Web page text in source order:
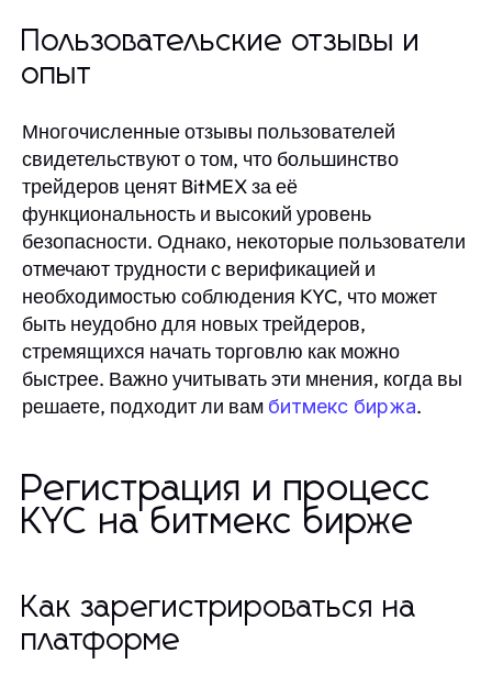
Пользовательские отзывы и
опыт
Многочисленные отзывы пользователей
свидетельствуют о том, что большинство
трейдеров ценят BitMEX за её
функциональность и высокий уровень
безопасности. Однако, некоторые пользователи
отмечают трудности с верификацией и
необходимостью соблюдения KYC, что может
быть неудобно для новых трейдеров,
стремящихся начать торговлю как можно
быстрее. Важно учитывать эти мнения, когда вы
решаете, подходит ли вам битмекс биржа.
Регистрация и процесс
KYC на битмекс бирже
Как зарегистрироваться на
платформе